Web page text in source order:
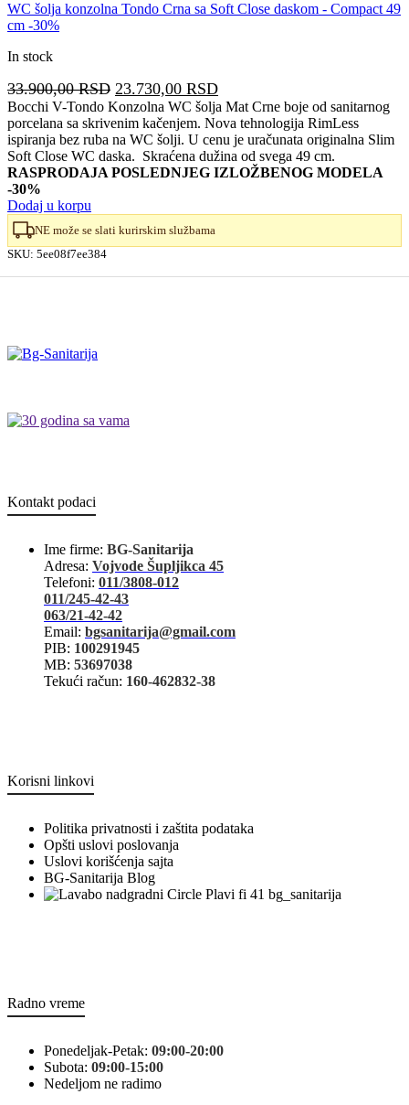
WC šolja konzolna Tondo Crna sa Soft Close daskom - Compact 49
cm -30%
In stock
33.900,00RSD Originalna
cena
je
bila:
33.900,00 RSD.
23.730,00 RSDTrenutna
cena
je:
23.730,00 RSD.
Bocchi V-Tondo Konzolna WC šolja Mat Crne boje od sanitarnog
porcelana sa skrivenim kačenjem. Nova tehnologija RimLess
ispiranja bez ruba na WC šolji. U cenu je uračunata originalna Slim
Soft Close WC daska. Skraćena dužina od svega 49 cm.
RASPRODAJA POSLEDNJEG IZLOŽBENOG MODELA
-30%
Dodaj u korpu
NE može se slati kurirskim službama
SKU: 5ee08f7ee384
Kontakt podaci
Ime firme: BG-Sanitarija
Adresa: Vojvode Šupljikca 45
Telefoni: 011/3808-012
011/245-42-43
063/21-42-42
Email: bgsanitarija@gmail.com
PIB: 100291945
MB: 53697038
Tekući račun: 160-462832-38
Korisni linkovi
Politika privatnosti i zaštita podataka
Opšti uslovi poslovanja
Uslovi korišćenja sajta
BG-Sanitarija Blog
bg_sanitarija
Radno vreme
Ponedeljak-Petak: 09:00-20:00
Subota: 09:00-15:00
Nedeljom ne radimo